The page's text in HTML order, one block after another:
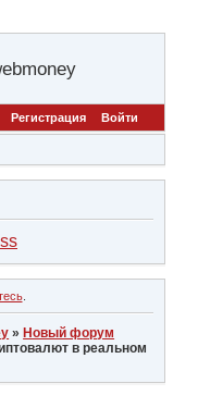
Регистрация Войти
.
» Новый форум
в реальном